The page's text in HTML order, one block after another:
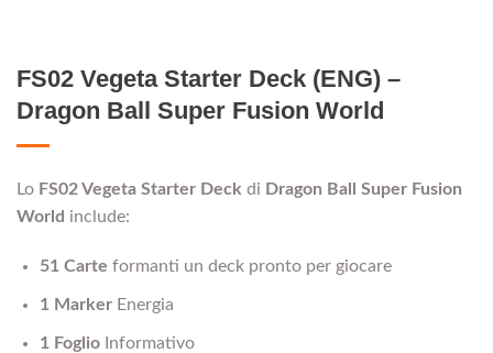
FS02 Vegeta Starter Deck (ENG) –
Dragon Ball Super Fusion World
Lo FS02 Vegeta Starter Deck di Dragon Ball Super Fusion
World include:
51 Carte formanti un deck pronto per giocare
1 MarkerEnergia
1 FoglioInformativo